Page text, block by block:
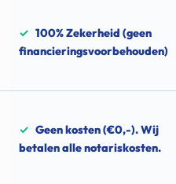
✓ 100% Zekerheid (geen
financieringsvoorbehouden)
✓ Geen kosten (€0,-). Wij
betalen alle notariskosten.